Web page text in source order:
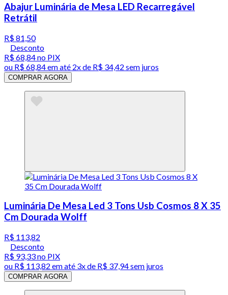
Abajur Luminária de Mesa LED Recarregável
Retrátil
R$ 81,50
Desconto
R$ 68,84no PIX
ou R$ 68,84em até 2x de R$ 34,42 sem juros
COMPRAR AGORA
Luminária De Mesa Led 3 Tons Usb Cosmos 8 X 35
Cm Dourada Wolff
R$ 113,82
Desconto
R$ 93,33no PIX
ou R$ 113,82 em até 3x de R$ 37,94 sem juros
COMPRAR AGORA